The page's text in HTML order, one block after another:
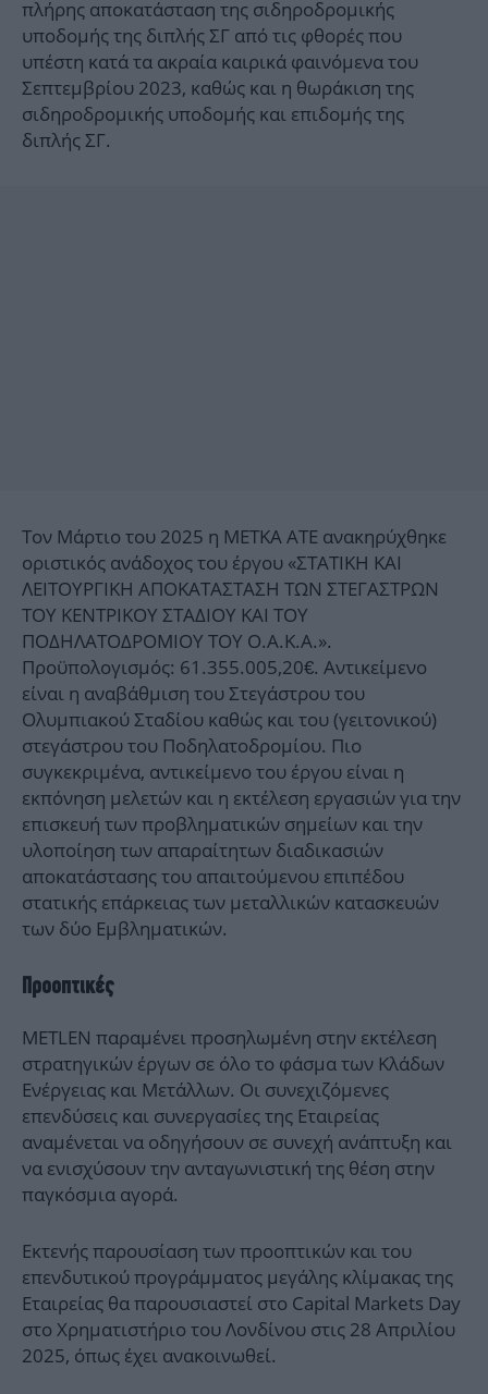
πλήρης αποκατάσταση της σιδηροδρομικής
υποδομής της διπλής ΣΓ από τις φθορές που
υπέστη κατά τα ακραία καιρικά φαινόμενα του
Σεπτεμβρίου 2023, καθώς και η θωράκιση της
σιδηροδρομικής υποδομής και επιδομής της
διπλής ΣΓ.
Τον Μάρτιο του 2025 η ΜΕΤΚΑ ΑΤΕ ανακηρύχθηκε
οριστικός ανάδοχος του έργου «ΣΤΑΤΙΚΗ ΚΑΙ
ΛΕΙΤΟΥΡΓΙΚΗ ΑΠΟΚΑΤΑΣΤΑΣΗ ΤΩΝ ΣΤΕΓΑΣΤΡΩΝ
ΤΟΥ ΚΕΝΤΡΙΚΟΥ ΣΤΑΔΙΟΥ ΚΑΙ ΤΟΥ
ΠΟΔΗΛΑΤΟΔΡΟΜΙΟΥ ΤΟΥ Ο.Α.Κ.Α.».
Προϋπολογισμός: 61.355.005,20€. Αντικείμενο
είναι η αναβάθμιση του Στεγάστρου του
Ολυμπιακού Σταδίου καθώς και του (γειτονικού)
στεγάστρου του Ποδηλατοδρομίου. Πιο
συγκεκριμένα, αντικείμενο του έργου είναι η
εκπόνηση μελετών και η εκτέλεση εργασιών για την
επισκευή των προβληματικών σημείων και την
υλοποίηση των απαραίτητων διαδικασιών
αποκατάστασης του απαιτούμενου επιπέδου
στατικής επάρκειας των μεταλλικών κατασκευών
των δύο Εμβληματικών.
Προοπτικές
METLEN παραμένει προσηλωμένη στην εκτέλεση
στρατηγικών έργων σε όλο το φάσμα των Κλάδων
Ενέργειας και Μετάλλων. Οι συνεχιζόμενες
επενδύσεις και συνεργασίες της Εταιρείας
αναμένεται να οδηγήσουν σε συνεχή ανάπτυξη και
να ενισχύσουν την ανταγωνιστική της θέση στην
παγκόσμια αγορά.
Εκτενής παρουσίαση των προοπτικών και του
επενδυτικού προγράμματος μεγάλης κλίμακας της
Εταιρείας θα παρουσιαστεί στο Capital Markets Day
στο Χρηματιστήριο του Λονδίνου στις 28 Απριλίου
2025, όπως έχει ανακοινωθεί.